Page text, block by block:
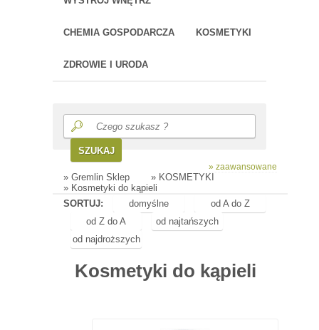
CHEMIA GOSPODARCZA KOSMETYKI
ZDROWIE I URODA
SZUKAJ
» zaawansowane
» Gremlin Sklep » KOSMETYKI
» Kosmetyki do kąpieli
SORTUJ:
domyślne
od A do Z
od Z do A
od najtańszych
od najdroższych
Kosmetyki do kąpieli